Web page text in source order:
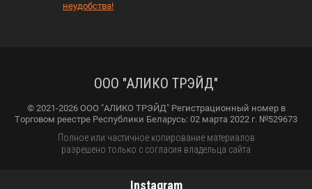
неудобства!
ООО "АЛИКО ТРЭЙД"
© 2021-2026 ООО "АЛИКО ТРЭЙД" Регистрационный номер в
Торговом реестре Республики Беларусь: 02 марта 2022 г. №529673
Полное или частичное копирование материалов
разрешено только с согласия владельца сайта
Instagram